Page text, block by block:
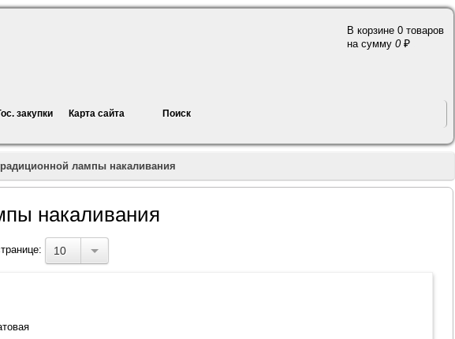
В корзине 0 товаров
на сумму 0
закупки Карта сайта Поиск
лампы накаливания
накаливания
10